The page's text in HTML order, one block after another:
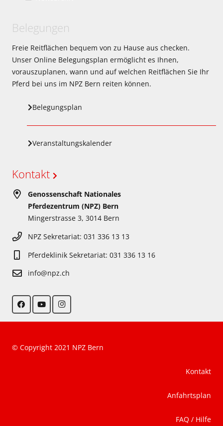
Belegungen
Freie Reitflächen bequem von zu Hause aus checken.
Unser Online Belegungsplan ermöglicht es Ihnen,
vorauszuplanen, wann und auf welchen Reitflächen Sie Ihr
Pferd bei uns im NPZ Bern reiten können.
Belegungsplan
Veranstaltungskalender
Kontakt
Genossenschaft Nationales
Pferdezentrum (NPZ) Bern
Mingerstrasse 3, 3014 Bern
NPZ Sekretariat: 031 336 13 13
Pferdeklinik Sekretariat: 031 336 13 16
info@npz.ch
© Copyright 2021 NPZ Bern
Kontakt
Anfahrtsplan
FAQ / Hilfe